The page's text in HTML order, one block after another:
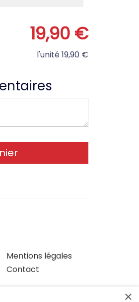
19,90 €
l'unité19,90 €
Mentions légales
Contact
×